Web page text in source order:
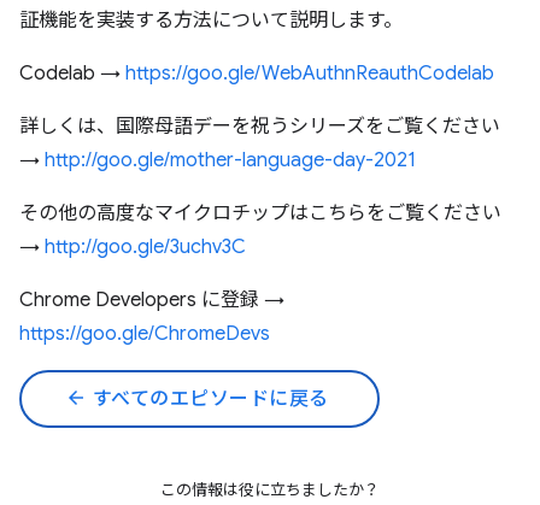
証機能を実装する方法について説明します。
Codelab → https://goo.gle/WebAuthnReauthCodelab
詳しくは、国際母語デーを祝うシリーズをご覧ください
→ http://goo.gle/mother-language-day-2021
その他の高度なマイクロチップはこちらをご覧ください
→ http://goo.gle/3uchv3C
Chrome Developers に登録 →
https://goo.gle/ChromeDevs
arrow_back すべてのエピソードに戻る
この情報は役に立ちましたか？